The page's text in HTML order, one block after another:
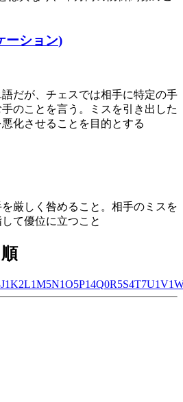
ーション)
だが、チェスでは相手に特定の手
のことを言う。ミスを引き出した
化させることを目的とする
厳しく咎めること。相手のミスを
て優位に立つこと
J1K2L1M5N1O5P14Q0R5S4T7U1V1